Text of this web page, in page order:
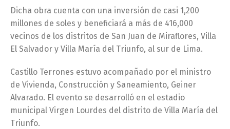
Dicha obra cuenta con una inversión de casi 1,200
millones de soles y beneficiará a más de 416,000
vecinos de los distritos de San Juan de Miraflores, Villa
El Salvador y Villa María del Triunfo, al sur de Lima.
Castillo Terrones estuvo acompañado por el ministro
de Vivienda, Construcción y Saneamiento, Geiner
Alvarado. El evento se desarrolló en el estadio
municipal Virgen Lourdes del distrito de Villa María del
Triunfo.